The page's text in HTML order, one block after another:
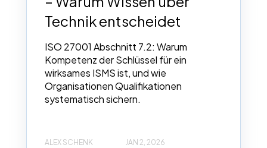
Technik entscheidet
ISO 27001 Abschnitt 7.2: Warum
Kompetenz der Schlüssel für ein
wirksames ISMS ist, und wie
Organisationen Qualifikationen
systematisch sichern.
ALEX SCHENK JAN 2, 2026